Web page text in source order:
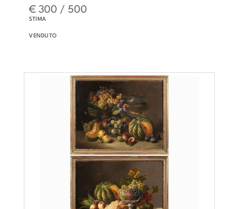
€ 300 / 500
STIMA
VENDUTO